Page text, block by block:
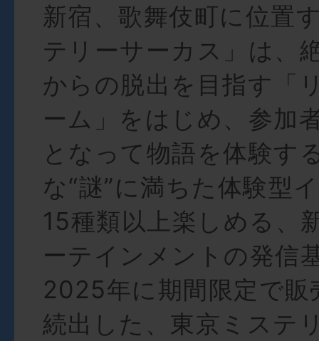
新宿、歌舞伎町に位置
テリーサーカス」は、
からの脱出を目指す「
ーム」をはじめ、参加
となって物語を体験す
な“謎”に満ちた体験型
15種類以上楽しめる、
ーテインメントの発信
2025年に期間限定で販
続出した、東京ミステ